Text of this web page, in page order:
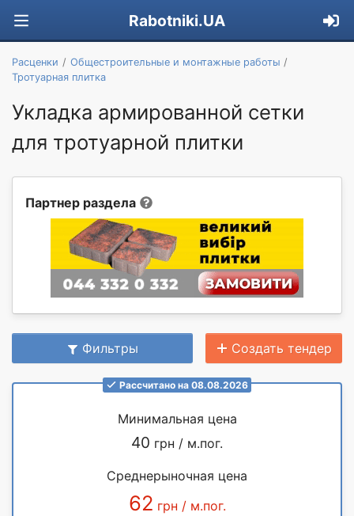
Rabotniki.UA
Расценки
Общестроительные и монтажные работы
Тротуарная плитка
Укладка армированной сетки
для тротуарной плитки
Партнер раздела
Фильтры Создать тендер
Рассчитано на 08.08.2026
Минимальная цена
40 грн / м.пог.
Среднерыночная цена
62 грн / м.пог.